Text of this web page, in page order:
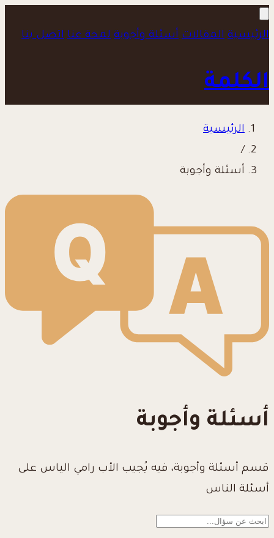
الرئيسية المقالات أسئلة وأجوبة لمحة عنا اتصل بنا
الكلمة
الرئيسية
/
أسئلة وأجوبة
أسئلة وأجوبة
قسم أسئلة وأجوبة، فيه يُجيب الأب رامي الياس على
أسئلة الناس